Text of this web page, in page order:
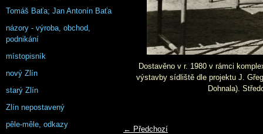
Dostavěno v r. 1980 v rámci
výstavby sídliště dle projektu J.
Dohnala).
← Předchozí
Tomáš Baťa; Jan Antonín Baťa
názory - výroba, obchod,
podnikání
místopisník
nový Zlín
starý Zlín
Zlín nepostavený
pêle-mêle, odkazy